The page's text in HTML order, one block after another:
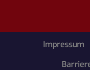
Impressum